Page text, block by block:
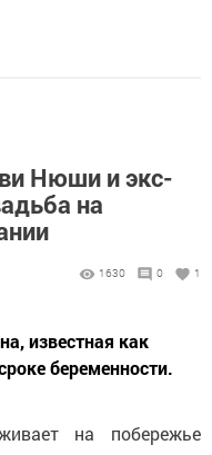
Нюши и экс-
на
1630 0 1
известная как
беременности.
на побережье